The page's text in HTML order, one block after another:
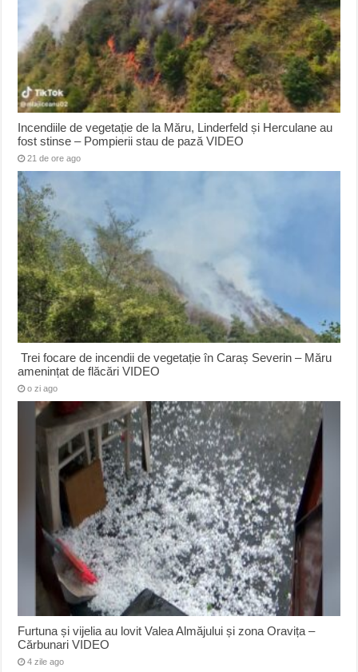
Incendiile de vegetație de la Măru, Linderfeld și Herculane au
fost stinse – Pompierii stau de pază VIDEO
21 de ore ago
Trei focare de incendii de vegetație în Caraș Severin – Măru
amenințat de flăcări VIDEO
o zi ago
Furtuna și vijelia au lovit Valea Almăjului și zona Oravița –
Cărbunari VIDEO
4 zile ago